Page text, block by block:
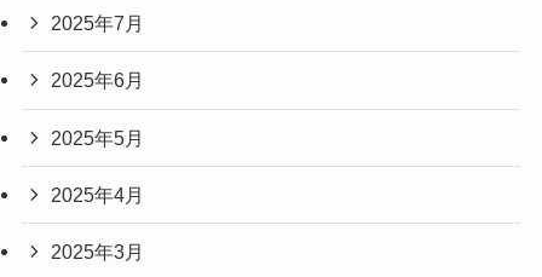
2025年7月
2025年6月
2025年5月
2025年4月
2025年3月